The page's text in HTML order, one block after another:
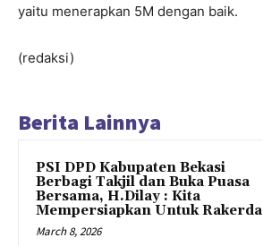
yaitu menerapkan 5M dengan baik.
(redaksi)
Berita Lainnya
PSI DPD Kabupaten Bekasi
Berbagi Takjil dan Buka Puasa
Bersama, H.Dilay : Kita
Mempersiapkan Untuk Rakerda
March 8, 2026